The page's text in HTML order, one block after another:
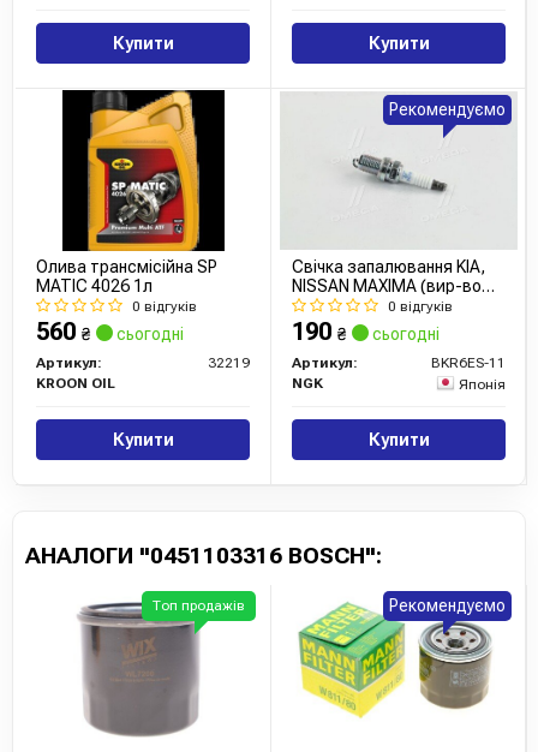
Купити Купити
Олива трансмісійна SP
MATIC 4026 1л
0 відгуків
560 ₴ сьогодні
Артикул:
32219
KROON OIL
Купити
Свічка запалювання KIA,
NISSAN MAXIMA (вир-во
NGK)
0 відгуків
190 ₴ сьогодні
Артикул:
BKR6ES-11
NGK
Японія
Купити
Рекомендуємо
АНАЛОГИ "0451103316 BOSCH":
Топ продажів Рекомендуємо